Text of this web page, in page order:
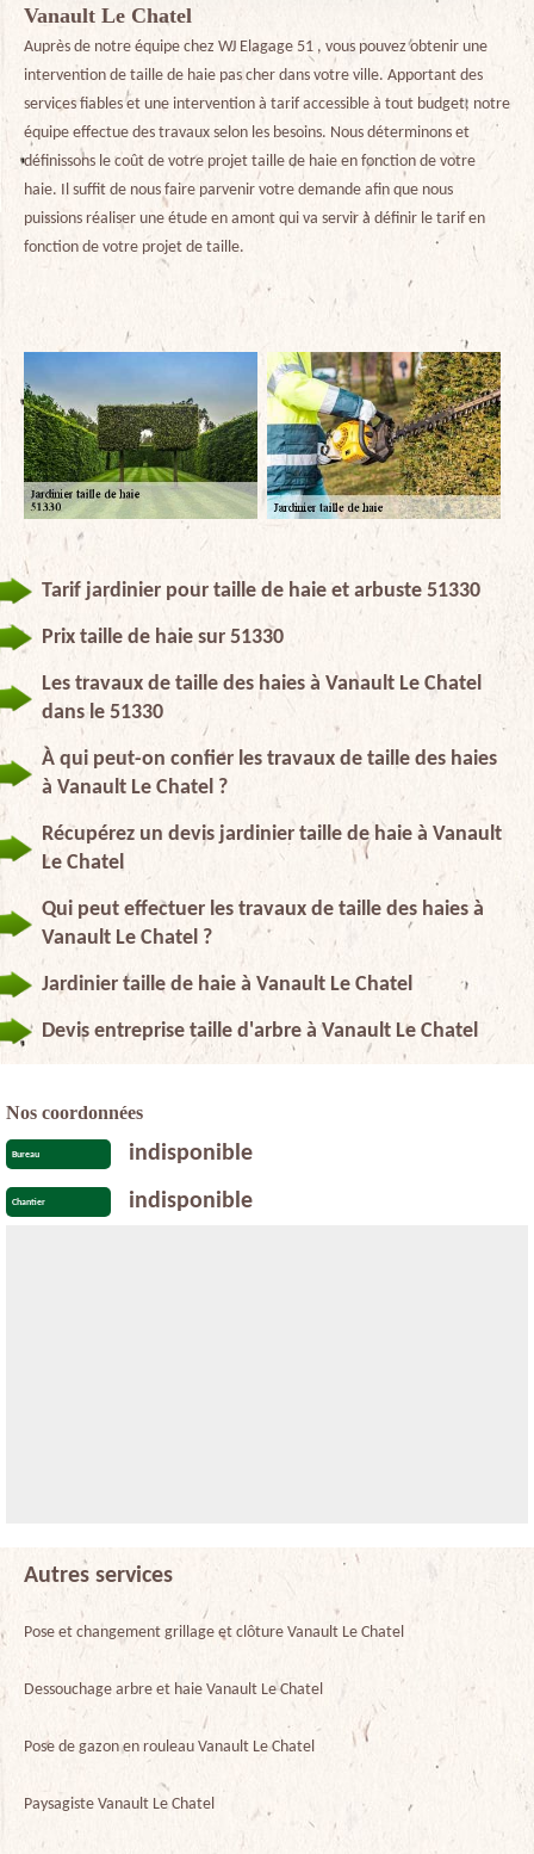
Vanault Le Chatel
Auprès de notre équipe chez WJ Elagage 51 , vous pouvez obtenir une
intervention de taille de haie pas cher dans votre ville. Apportant des
services fiables et une intervention à tarif accessible à tout budget, notre
équipe effectue des travaux selon les besoins. Nous déterminons et
définissons le coût de votre projet taille de haie en fonction de votre
haie. Il suffit de nous faire parvenir votre demande afin que nous
puissions réaliser une étude en amont qui va servir à définir le tarif en
fonction de votre projet de taille.
Tarif jardinier pour taille de haie et arbuste 51330
Prix taille de haie sur 51330
Les travaux de taille des haies à Vanault Le Chatel
dans le 51330
À qui peut-on confier les travaux de taille des haies
à Vanault Le Chatel ?
Récupérez un devis jardinier taille de haie à Vanault
Le Chatel
Qui peut effectuer les travaux de taille des haies à
Vanault Le Chatel ?
Jardinier taille de haie à Vanault Le Chatel
Devis entreprise taille d'arbre à Vanault Le Chatel
Nos coordonnées
Bureau indisponible
Chantier indisponible
Autres services
Pose et changement grillage et clôture Vanault Le Chatel
Dessouchage arbre et haie Vanault Le Chatel
Pose de gazon en rouleau Vanault Le Chatel
Paysagiste Vanault Le Chatel